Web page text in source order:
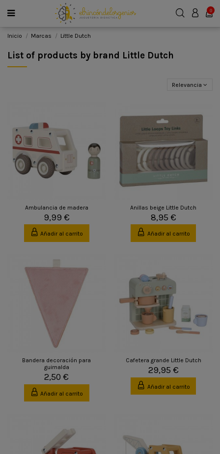
0
Inicio Marcas Little Dutch
List of products by brand Little Dutch
Relevancia
Ambulancia de madera
9,99 €
Añadir al carrito
Anillas beige Little Dutch
8,95 €
Añadir al carrito
Bandera decoración para
guirnalda
2,50 €
Añadir al carrito
Cafetera grande Little Dutch
29,95 €
Añadir al carrito